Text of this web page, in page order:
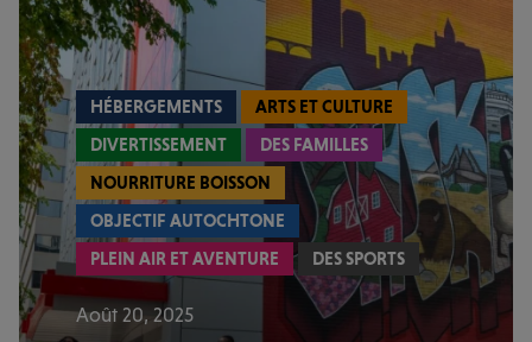
HÉBERGEMENTS
ARTS ET CULTURE
DIVERTISSEMENT
DES FAMILLES
NOURRITURE BOISSON
OBJECTIF AUTOCHTONE
PLEIN AIR ET AVENTURE
DES SPORTS
Août 20, 2025